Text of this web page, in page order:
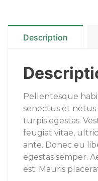
Description
Pellentesque
senectus et netus
turpis egestas.
feugiat vitae,
ante. Donec eu
egestas semper.
est. Mauris